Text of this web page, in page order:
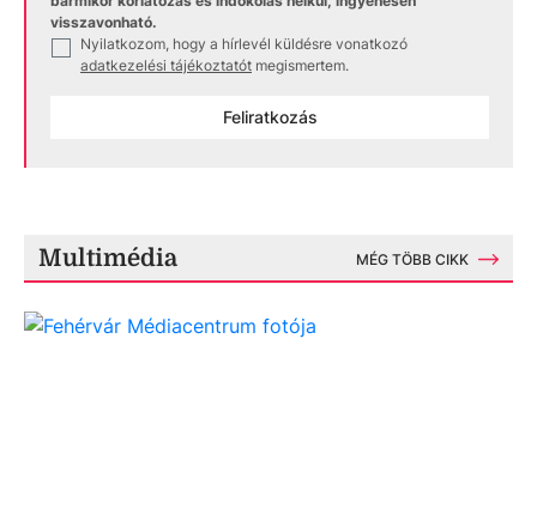
visszavonható.
Nyilatkozom, hogy a hírlevél küldésre vonatkozó
adatkezelési tájékoztatót megismertem.
Feliratkozás
Multimédia MÉG TÖBB CIKK